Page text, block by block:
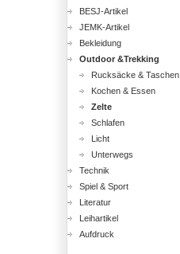
BESJ-Artikel
JEMK-Artikel
Bekleidung
Outdoor &Trekking
Rucksäcke & Taschen
Kochen & Essen
Zelte
Schlafen
Licht
Unterwegs
Technik
Spiel & Sport
Literatur
Leihartikel
Aufdruck